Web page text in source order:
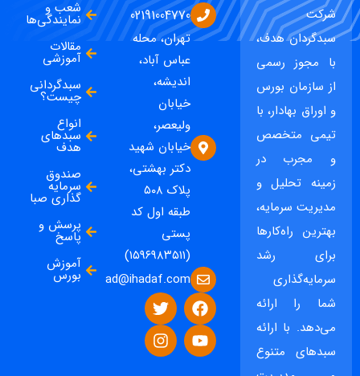
شرکت
سبدگردان هدف،
با مجوز رسمی
از سازمان بورس
و اوراق بهادار، با
تیمی متخصص
و مجرب در
زمینه تحلیل و
مدیریت سرمایه،
بهترین راه‌کارها
برای رشد
سرمایه‌گذاری
شما را ارائه
می‌دهد. با ارائه
سبدهای متنوع
02191004770
تهران، محله
عباس آباد،
اندیشه،
خیابان
ولیعصر،
خیابان شهید
دکتر بهشتی،
پلاک ۵۰۸
طبقه اول کد
پستی
(۱۵۹۶۹۸۳۵۱۱)
ad@ihadaf.com
شعب و
نمایندگی‌ها
مقالات
آموزشی
سبدگردانی
چیست؟
انواع
سبدهای
هدف
صندوق
سرمایه
گذاری صبا
پرسش و
پاسخ
آموزش
بورس